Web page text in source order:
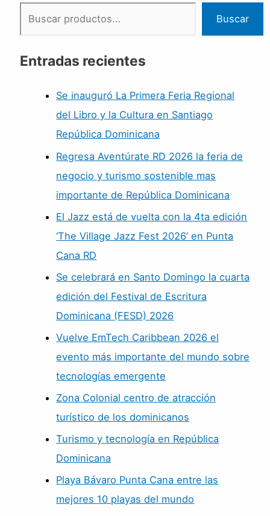
Buscar
Entradas recientes
Se inauguró La Primera Feria Regional
del Libro y la Cultura en Santiago
República Dominicana
Regresa Aventúrate RD 2026 la feria de
negocio y turismo sostenible mas
importante de República Dominicana
El Jazz está de vuelta con la 4ta edición
‘The Village Jazz Fest 2026’ en Punta
Cana RD
Se celebrará en Santo Domingo la cuarta
edición del Festival de Escritura
Dominicana (FESD) 2026
Vuelve EmTech Caribbean 2026 el
evento más importante del mundo sobre
tecnologías emergente
Zona Colonial centro de atracción
turístico de los dominicanos
Turismo y tecnología en República
Dominicana
Playa Bávaro Punta Cana entre las
mejores 10 playas del mundo